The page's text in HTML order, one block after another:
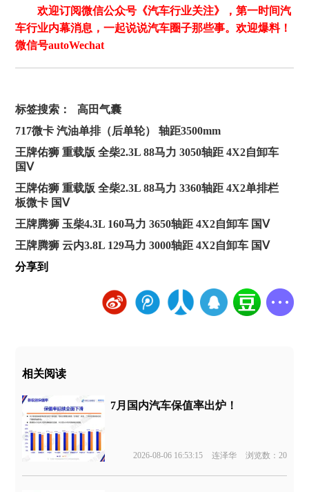
欢迎订阅微信公众号《汽车行业关注》，第一时间汽
车行业内幕消息，一起说说汽车圈子那些事。欢迎爆料！
微信号autoWechat
标签搜索：
高田气囊
717微卡 汽油单排（后单轮） 轴距3500mm
王牌佑狮 重载版 全柴2.3L 88马力 3050轴距 4X2自卸车
国Ⅴ
王牌佑狮 重载版 全柴2.3L 88马力 3360轴距 4X2单排栏
板微卡 国Ⅴ
王牌腾狮 玉柴4.3L 160马力 3650轴距 4X2自卸车 国Ⅴ
王牌腾狮 云内3.8L 129马力 3000轴距 4X2自卸车 国Ⅴ
分享到
相关阅读
7月国内汽车保值率出炉！
2026-08-06 16:53:15 连泽华 浏览数：20